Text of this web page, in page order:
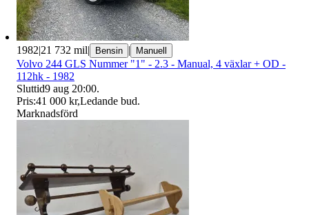
1982|21 732 mil| Bensin | Manuell
Volvo 244 GLS Nummer "1" - 2.3 - Manual, 4 växlar + OD -
112hk - 1982
Sluttid9 aug 20:00.
Pris:41 000 kr,Ledande bud.
Marknadsförd